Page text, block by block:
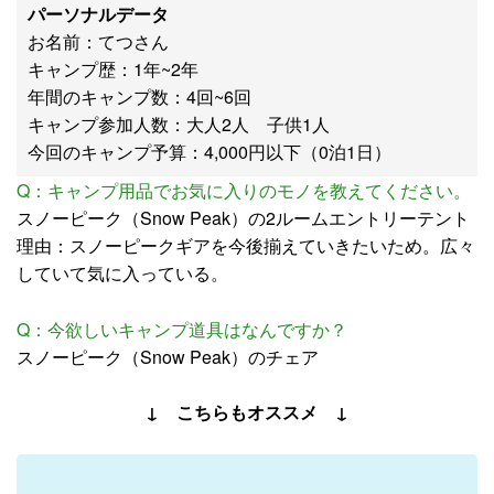
パーソナルデータ
お名前：てつさん
キャンプ歴：1年~2年
年間のキャンプ数：4回~6回
キャンプ参加人数：大人2人 子供1人
今回のキャンプ予算：4,000円以下（0泊1日）
Q：キャンプ用品でお気に入りのモノを教えてください。
スノーピーク（Snow Peak）の2ルームエントリーテント
理由：スノーピークギアを今後揃えていきたいため。広々
していて気に入っている。
Q：今欲しいキャンプ道具はなんですか？
スノーピーク（Snow Peak）のチェア
↓ こちらもオススメ ↓